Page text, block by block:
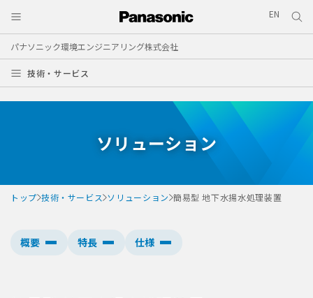
パナソニック環境エンジニアリング株式会社
EN
技術・サービス
ソリューション
トップ 技術・サービス ソリューション 簡易型 地下水揚水処理装置
概要 特長 仕様